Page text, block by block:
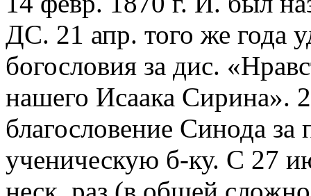
ДС. 21 апр. того же года
богословия за дис.
нашего Исаака Сирина».
благословение Синода за
ученическую б-ку. С 27